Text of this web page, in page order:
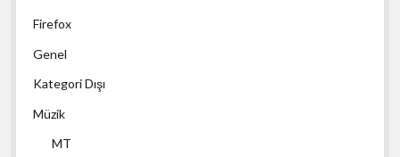
Firefox
Genel
Kategori Dışı
Müzik
MT